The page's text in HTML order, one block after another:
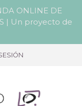
ONLINE DE
| Un proyecto de